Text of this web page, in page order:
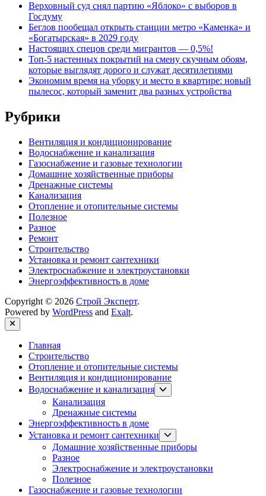
Верховный суд снял партию «Яблоко» с выборов в
Госдуму
Беглов пообещал открыть станции метро «Каменка» и
«Богатырская» в 2029 году
Настоящих спецов среди мигрантов — 0,5%!
Топ-5 настенных покрытий на смену скучным обоям,
которые выглядят дорого и служат десятилетиями
Экономим время на уборку и место в квартире: новый
пылесос, который заменит два разных устройства
Рубрики
Вентиляция и кондиционирование
Водоснабжение и канализация
Газоснабжение и газовые технологии
Домашние хозяйственные приборы
Дренажные системы
Канализация
Отопление и отопительные системы
Полезное
Разное
Ремонт
Строительство
Установка и ремонт сантехники
Электроснабжение и электроустановки
Энергоэффективность в доме
Copyright © 2026 Строй Эксперт.
Powered by WordPress and Exalt.
Close
Главная
Строительство
Отопление и отопительные системы
Вентиляция и кондиционирование
Водоснабжение и канализация
Show
sub
Канализация
Дренажные системы
Энергоэффективность в доме
Установка и ремонт сантехники
sub
menu
Домашние хозяйственные приборы
Разное
Электроснабжение и электроустановки
Полезное
Газоснабжение и газовые технологии